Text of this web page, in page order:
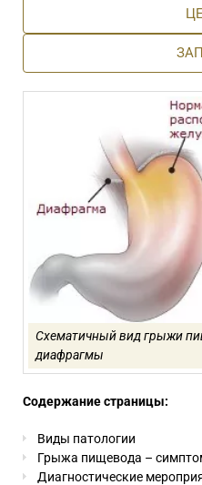
Схематичный вид грыжи
диафрагмы
Содержание страницы:
Виды патологии
Грыжа пищевода –
Диагностические